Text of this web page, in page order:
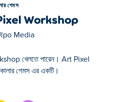
গেমস
Workshop
Media
খেলতে পারেন। Art Pixel
গেমস এর একটি।